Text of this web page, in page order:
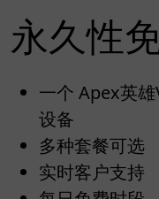
永久性
一个 Apex英
设备
多种套餐可选
实时客户支持